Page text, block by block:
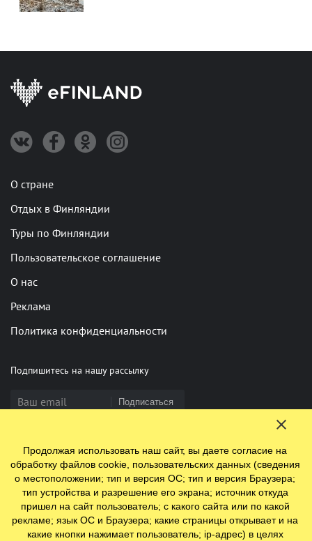
О стране
Отдых в Финляндии
Туры по Финляндии
Пользовательское соглашение
О нас
Реклама
Политика конфиденциальности
Подпишитесь на нашу рассылку
Подписаться
Нашли опечатку? Выделите фрагмент и нажмите Ctrl+Enter
© 2009-2026 ООО "Ефинланд.ру". ОГРН 1197847110438.
Юр. адрес: 196084, г. Санкт-Петербург, ул. Цветочная, д. 16,
Продолжая использовать наш сайт, вы даете согласие на
обработку файлов cookie, пользовательских данных (сведения
о местоположении; тип и версия ОС; тип и версия Браузера;
тип устройства и разрешение его экрана; источник откуда
пришел на сайт пользователь; с какого сайта или по какой
рекламе; язык ОС и Браузера; какие страницы открывает и на
какие кнопки нажимает пользователь; ip-адрес) в целях